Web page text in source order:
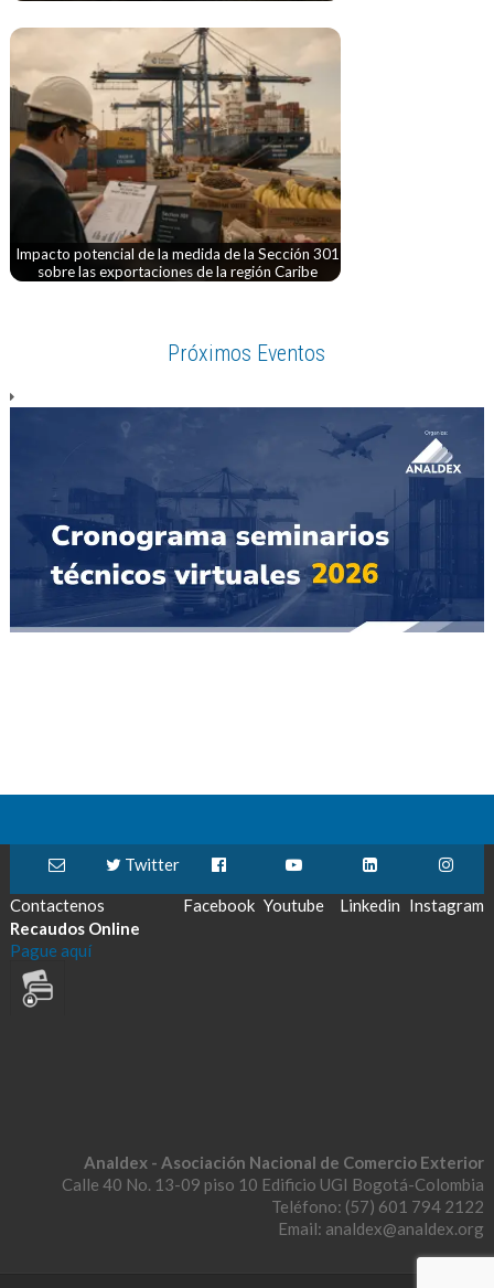
Impacto potencial de la medida de la Sección 301
sobre las exportaciones de la región Caribe
Próximos Eventos
Contactenos
Twitter
Facebook Youtube Linkedin Instagram
Recaudos Online
Pague aquí
Analdex - Asociación Nacional de Comercio Exterior
Calle 40 No. 13-09 piso 10 Edificio UGI Bogotá-Colombia
Teléfono: (57) 601 794 2122
Email: analdex@analdex.org